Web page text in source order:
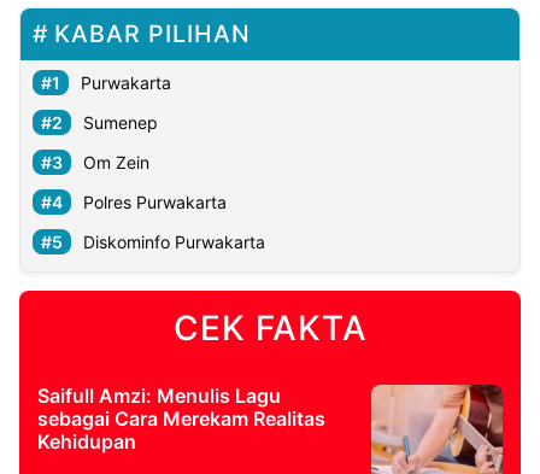
KABAR PILIHAN
Purwakarta
Sumenep
Om Zein
Polres Purwakarta
Diskominfo Purwakarta
CEK FAKTA
Saifull Amzi: Menulis Lagu
sebagai Cara Merekam Realitas
Kehidupan